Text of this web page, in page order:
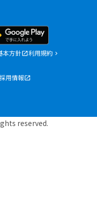
本方針
利用規約
採用情報
reserved.